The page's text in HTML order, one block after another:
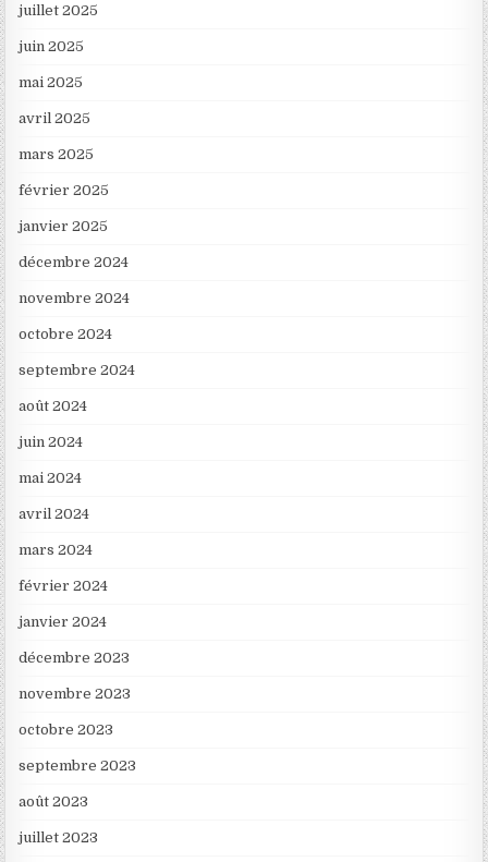
juillet 2025
juin 2025
mai 2025
avril 2025
mars 2025
février 2025
janvier 2025
décembre 2024
novembre 2024
octobre 2024
septembre 2024
août 2024
juin 2024
mai 2024
avril 2024
mars 2024
février 2024
janvier 2024
décembre 2023
novembre 2023
octobre 2023
septembre 2023
août 2023
juillet 2023